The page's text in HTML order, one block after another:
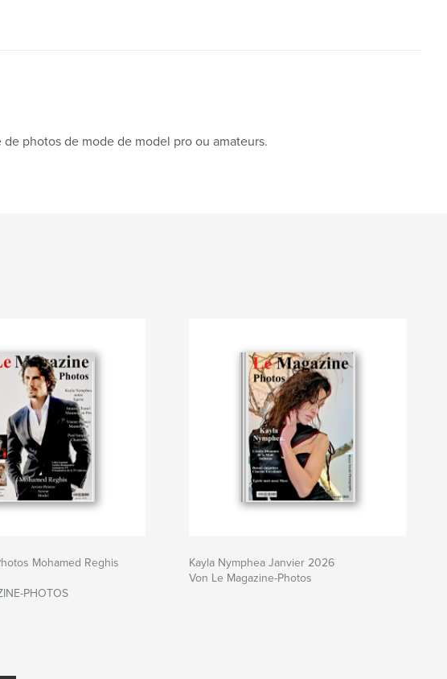
photos de mode de model pro ou amateurs.
Mohamed Reghis
PHOTOS
Kayla Nymphea Janvier 2026
Von Le Magazine-Photos